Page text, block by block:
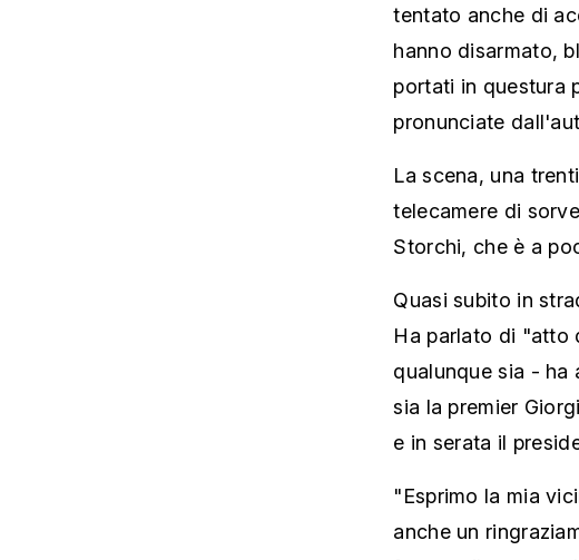
tentato anche di
hanno disarmato,
portati in questura
pronunciate
La scena, una
telecamere di
Storchi, che è a
Quasi subito in
Ha parlato di "atto
qualunque sia - ha
sia la premier
e in serata il
"Esprimo la mia
anche un